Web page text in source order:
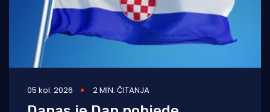
05 kol. 2026 2 MIN. ČITANJA